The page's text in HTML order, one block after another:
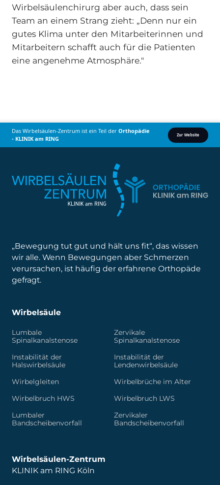
Wirbelsäulenchirurg aber auch, dass sein
Team an einem Strang zieht: „Denn nur ein
gutes Klima unter den Mitarbeiterinnen und
Mitarbeitern schafft auch für die Patienten
eine angenehme Atmosphäre."
Das Wirbelsäulen-Zentrum ist ein Teil der Orthopädie
- KLINIK am RING
Zur Website
„Bewegung tut gut und hält uns fit“, das wissen
wir alle. Wenn Bewegungen aber Schmerzen
verursachen, ist häufig der erfahrene Orthopäde
gefragt.
Wirbelsäule
Lumbale
Spinalkanalstenose
Instabilität der
Halswirbelsäule
Wirbelgleiten
Wirbelbruch HWS
Lumbaler
Bandscheibenvorfall
Zervikale
Spinalkanalstenose
Instabilität der
Lendenwirbelsäule
Wirbelbrüche im Alter
Wirbelbruch LWS
Zervikaler
Bandscheibenvorfall
Wirbelsäulen-Zentrum
KLINIK am RING Köln